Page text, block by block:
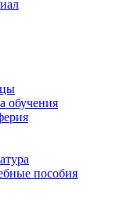
обучения
пособия